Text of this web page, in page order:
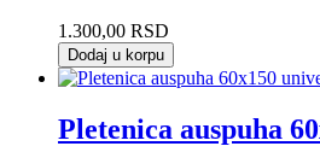
1.300,00 RSD
Dodaj u korpu
Pletenica auspuha